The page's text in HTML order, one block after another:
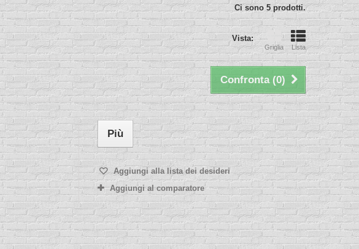
Ci sono 5 prodotti.
Vista:
Griglia Lista
Confronta (0)
Più
Aggiungi alla lista dei desideri
Aggiungi al comparatore